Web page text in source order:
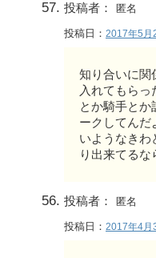
投稿者： 匿名
投稿日： 2017年5月
知り合いに関
入れてもら
とか騎手とか
ークしてんだ
いようなきわ
り出来てるな
投稿者： 匿名
投稿日： 2017年4月